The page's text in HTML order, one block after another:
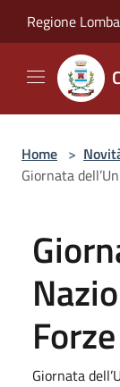
Regione
Home >
Giornata
Giornata